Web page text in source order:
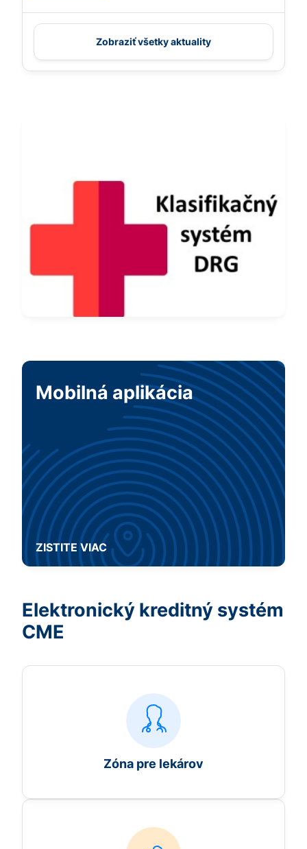
Zobraziť všetky aktuality
Mobilná aplikácia
ZISTITE VIAC
Elektronický kreditný systém
CME
Zóna pre lekárov